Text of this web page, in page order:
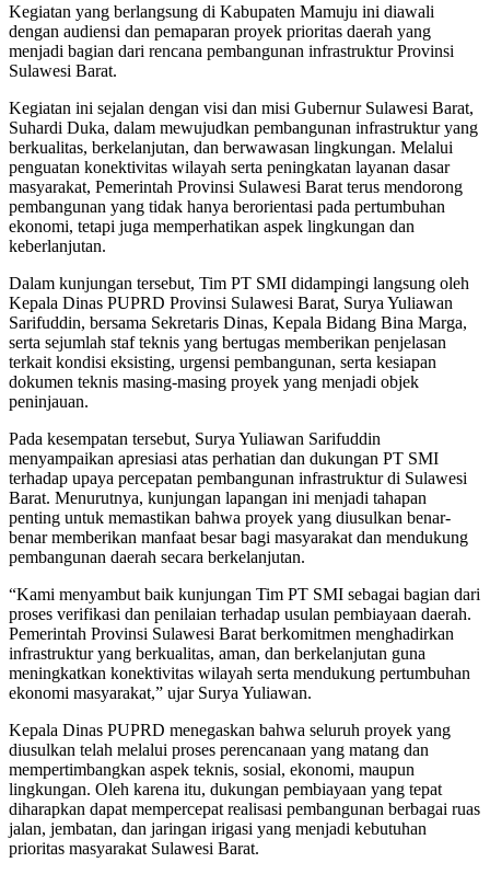
Kegiatan yang berlangsung di Kabupaten Mamuju ini diawali
dengan audiensi dan pemaparan proyek prioritas daerah yang
menjadi bagian dari rencana pembangunan infrastruktur Provinsi
Sulawesi Barat.
Kegiatan ini sejalan dengan visi dan misi Gubernur Sulawesi Barat,
Suhardi Duka, dalam mewujudkan pembangunan infrastruktur yang
berkualitas, berkelanjutan, dan berwawasan lingkungan. Melalui
penguatan konektivitas wilayah serta peningkatan layanan dasar
masyarakat, Pemerintah Provinsi Sulawesi Barat terus mendorong
pembangunan yang tidak hanya berorientasi pada pertumbuhan
ekonomi, tetapi juga memperhatikan aspek lingkungan dan
keberlanjutan.
Dalam kunjungan tersebut, Tim PT SMI didampingi langsung oleh
Kepala Dinas PUPRD Provinsi Sulawesi Barat, Surya Yuliawan
Sarifuddin, bersama Sekretaris Dinas, Kepala Bidang Bina Marga,
serta sejumlah staf teknis yang bertugas memberikan penjelasan
terkait kondisi eksisting, urgensi pembangunan, serta kesiapan
dokumen teknis masing-masing proyek yang menjadi objek
peninjauan.
Pada kesempatan tersebut, Surya Yuliawan Sarifuddin
menyampaikan apresiasi atas perhatian dan dukungan PT SMI
terhadap upaya percepatan pembangunan infrastruktur di Sulawesi
Barat. Menurutnya, kunjungan lapangan ini menjadi tahapan
penting untuk memastikan bahwa proyek yang diusulkan benar-
benar memberikan manfaat besar bagi masyarakat dan mendukung
pembangunan daerah secara berkelanjutan.
“Kami menyambut baik kunjungan Tim PT SMI sebagai bagian dari
proses verifikasi dan penilaian terhadap usulan pembiayaan daerah.
Pemerintah Provinsi Sulawesi Barat berkomitmen menghadirkan
infrastruktur yang berkualitas, aman, dan berkelanjutan guna
meningkatkan konektivitas wilayah serta mendukung pertumbuhan
ekonomi masyarakat,” ujar Surya Yuliawan.
Kepala Dinas PUPRD menegaskan bahwa seluruh proyek yang
diusulkan telah melalui proses perencanaan yang matang dan
mempertimbangkan aspek teknis, sosial, ekonomi, maupun
lingkungan. Oleh karena itu, dukungan pembiayaan yang tepat
diharapkan dapat mempercepat realisasi pembangunan berbagai ruas
jalan, jembatan, dan jaringan irigasi yang menjadi kebutuhan
prioritas masyarakat Sulawesi Barat.